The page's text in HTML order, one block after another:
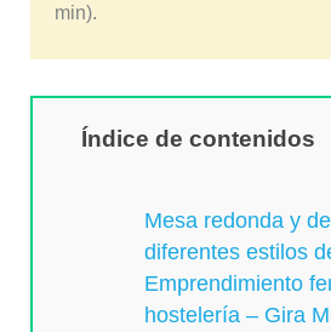
min).
Índice de contenidos
Mesa redonda y
diferentes estilos
Emprendimiento
hostelería – Gira